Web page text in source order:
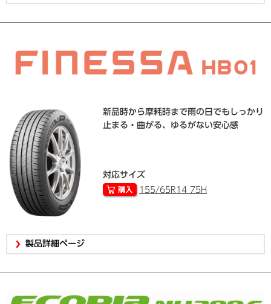
新品時から摩耗時まで雨の日でもしっかり
止まる・曲がる、ゆるがない安心感
対応サイズ
155/65R14 75H
製品詳細ページ